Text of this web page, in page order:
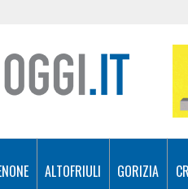
ALTOFRIULI GORIZIA